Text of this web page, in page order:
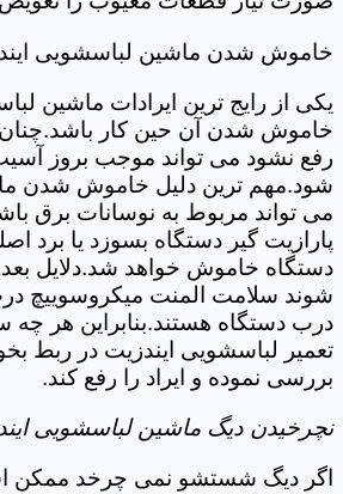
خاموش شدن ماشین لباسشویی
یکی از رایج ترین ایرادات ماشین
خاموش شدن آن حین کار باشد.چنان
رفع نشود می تواند موجب بروز
شود.مهم ترین دلیل خاموش شدن
می تواند مربوط به نوسانات برق
پارازیت گیر دستگاه بسوزد یا برد
دستگاه خاموش خواهد شد.دلایل
شوند سلامت المنت میکروسوییچ
درب دستگاه هستند.بنابراین هر چه
تعمیر لباسشویی ایندزیت در ربط
بررسی نموده و ایراد را رفع کند.
نچرخیدن دیگ ماشین لباسشویی
اگر دیگ شستشو نمی چرخد ممکن